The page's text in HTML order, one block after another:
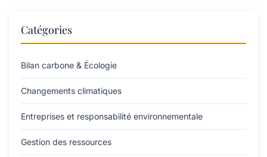
Catégories
Bilan carbone & Écologie
Changements climatiques
Entreprises et responsabilité environnementale
Gestion des ressources